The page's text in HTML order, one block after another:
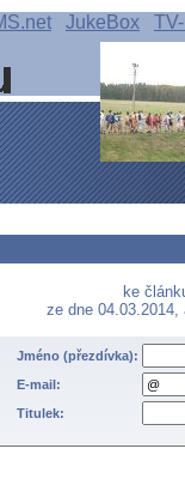
JukeBox
ke
ze dne
Jméno (přezdívka):
E-mail:
Titulek: